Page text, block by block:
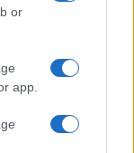
or
app.
è qualcosa di
suggestivi e